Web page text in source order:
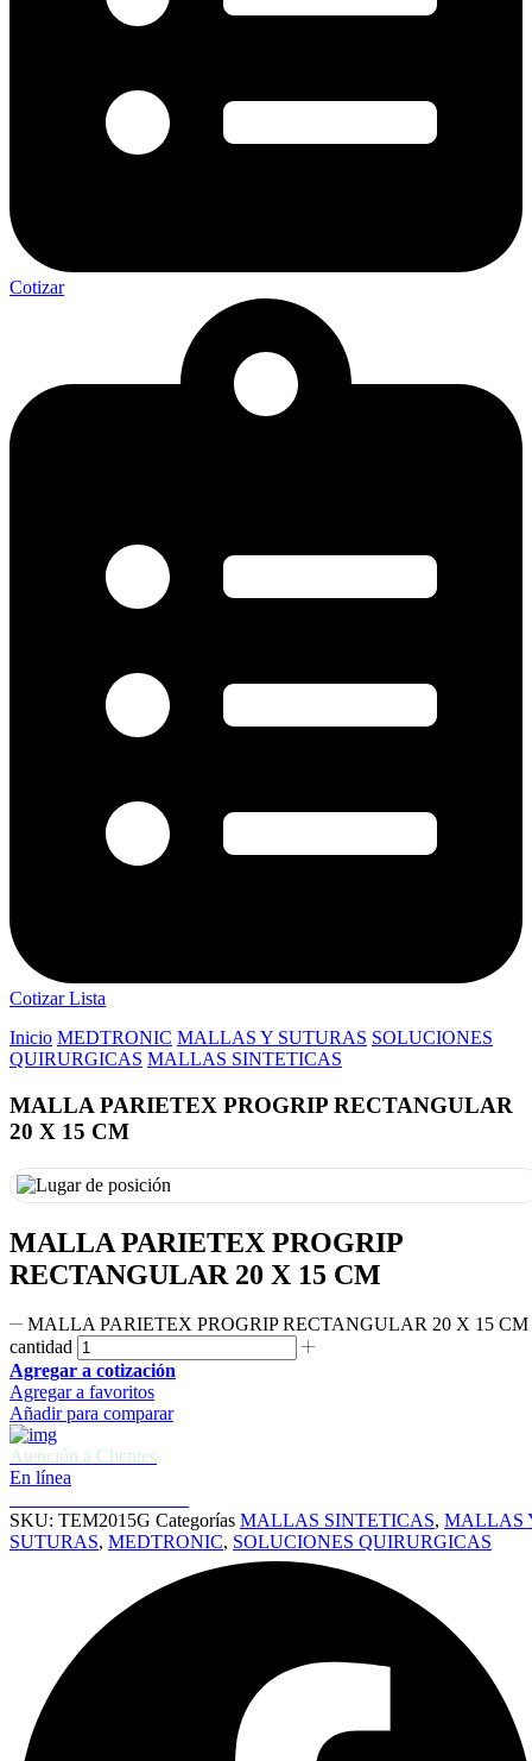
Cotizar
Cotizar Lista
Inicio MEDTRONIC MALLAS Y SUTURAS SOLUCIONES
QUIRURGICAS MALLAS SINTETICAS
MALLA PARIETEX PROGRIP RECTANGULAR
20 X 15 CM
MALLA PARIETEX PROGRIP
RECTANGULAR 20 X 15 CM
MALLA PARIETEX PROGRIP RECTANGULAR 20 X 15 CM
cantidad
Agregar a cotización
Agregar a favoritos
Añadir para comparar
Atención a Clientes
En línea
SKU: TEM2015G Categorías MALLAS SINTETICAS, MALLAS
SUTURAS, MEDTRONIC, SOLUCIONES QUIRURGICAS